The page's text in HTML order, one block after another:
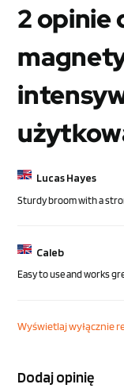
2 opinie
Lucas Hayes
Sturdy broom with a
Caleb
Easy to use and works
Wyświetlaj wyłącznie
Dodaj opinię